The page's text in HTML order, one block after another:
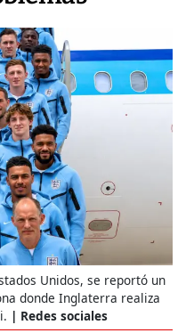
Unidos, se reportó un
donde Inglaterra realiza
Redes sociales